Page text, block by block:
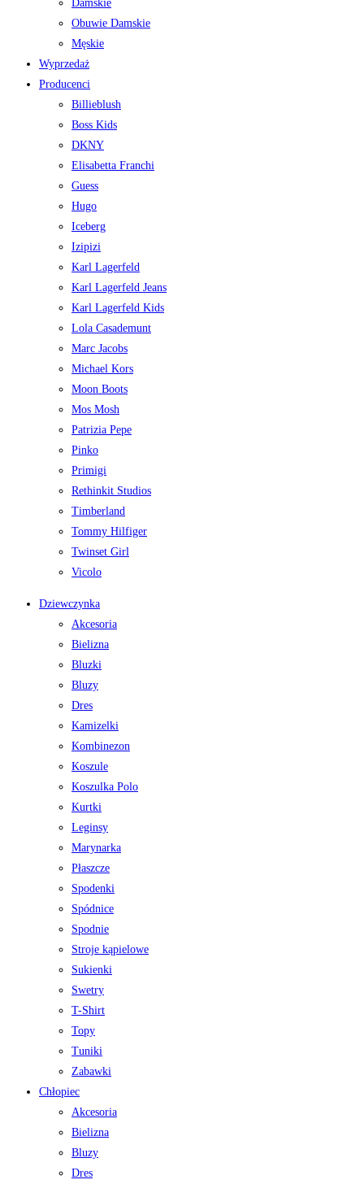
Damskie
Obuwie Damskie
Męskie
Wyprzedaż
Producenci
Billieblush
Boss Kids
DKNY
Elisabetta Franchi
Guess
Hugo
Iceberg
Izipizi
Karl Lagerfeld
Karl Lagerfeld Jeans
Karl Lagerfeld Kids
Lola Casademunt
Marc Jacobs
Michael Kors
Moon Boots
Mos Mosh
Patrizia Pepe
Pinko
Primigi
Rethinkit Studios
Timberland
Tommy Hilfiger
Twinset Girl
Vicolo
Dziewczynka
Akcesoria
Bielizna
Bluzki
Bluzy
Dres
Kamizelki
Kombinezon
Koszule
Koszulka Polo
Kurtki
Leginsy
Marynarka
Płaszcze
Spodenki
Spódnice
Spodnie
Stroje kąpielowe
Sukienki
Swetry
T-Shirt
Topy
Tuniki
Zabawki
Chłopiec
Akcesoria
Bielizna
Bluzy
Dres